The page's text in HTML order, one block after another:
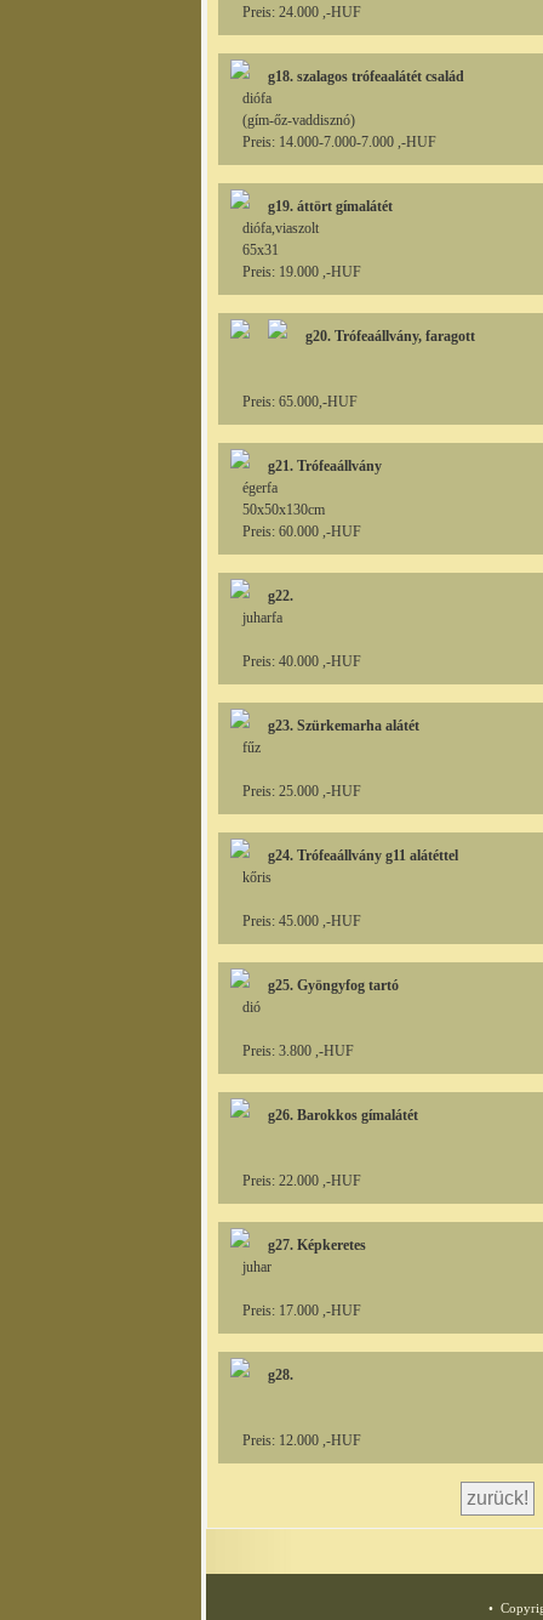
Preis: 24.000 ,-HUF
g18. szalagos trófeaalátét család
diófa
(gím-őz-vaddisznó)
Preis: 14.000-7.000-7.000 ,-HUF
g19. áttört gímalátét
diófa,viaszolt
65x31
Preis: 19.000 ,-HUF
g20. Trófeaállvány, faragott
Preis: 65.000,-HUF
g21. Trófeaállvány
égerfa
50x50x130cm
Preis: 60.000 ,-HUF
g22.
juharfa
Preis: 40.000 ,-HUF
g23. Szürkemarha alátét
fűz
Preis: 25.000 ,-HUF
g24. Trófeaállvány g11 alátéttel
kőris
Preis: 45.000 ,-HUF
g25. Gyöngyfog tartó
dió
Preis: 3.800 ,-HUF
g26. Barokkos gímalátét
Preis: 22.000 ,-HUF
g27. Képkeretes
juhar
Preis: 17.000 ,-HUF
g28.
Preis: 12.000 ,-HUF
•